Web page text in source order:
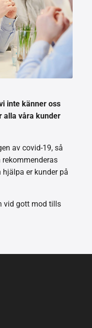
inte känner oss
alla våra kunder
av covid-19, så
er kunder på
vid gott mod tills